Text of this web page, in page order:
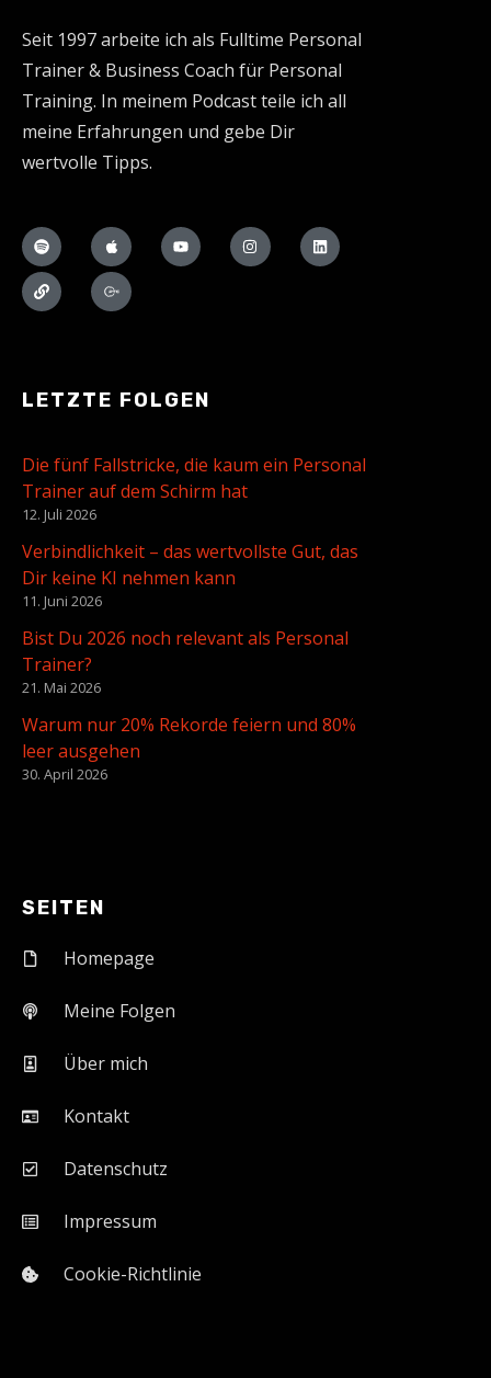
Seit 1997 arbeite ich als Fulltime Personal
Trainer & Business Coach für Personal
Training. In meinem Podcast teile ich all
meine Erfahrungen und gebe Dir
wertvolle Tipps.
LETZTE FOLGEN
Die fünf Fallstricke, die kaum ein Personal
Trainer auf dem Schirm hat
12. Juli 2026
Verbindlichkeit – das wertvollste Gut, das
Dir keine KI nehmen kann
11. Juni 2026
Bist Du 2026 noch relevant als Personal
Trainer?
21. Mai 2026
Warum nur 20% Rekorde feiern und 80%
leer ausgehen
30. April 2026
SEITEN
Homepage
Meine Folgen
Über mich
Kontakt
Datenschutz
Impressum
Cookie-Richtlinie